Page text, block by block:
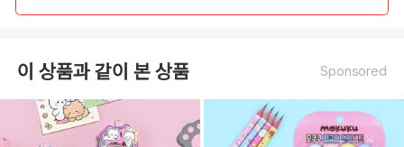
이 상품과 같이 본 상품 Sponsored